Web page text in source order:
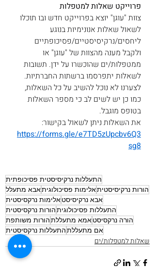
פרוייקט שאלות למטפלות
צוות "עוגן" יוצא בפרוייקט חדש ובו תוכלו
לשאול שאלות אנונימיות בנוגע
ליחסים/נרקיסיסטיים/פסיכופתיים
ולקבל מענה מהצוות של "עוגן" או
ממטפלות/ים שהוכשרו על ידן. תשובות
לשאלות יתפרסמו ברשתות החברתיות.
לצערנו לא נוכל להשיב על כל השאלות,
כמו כן יש לשים לב כי מספר השאלות
בטופס מוגבל.
את השאלות ניתן לשאול בקישור:
https://forms.gle/e7TD5zUpcbv6Q3
sg8
התעללות נרקיסיסטית פסיכופתית
הורות נרקיסיסטיתאלימות פסיכולוגיתאבא מתעלל
אבא נרקיסיסטאלימות נרקסיסטית
התעללות פסיכולוגיתהורות נרקסיסטית
הורה נרקסיסטאמא מתעללתהורות משותפת
אם מתעללתהתעללות נרקסיסטית
שאלות למטפלות/ים